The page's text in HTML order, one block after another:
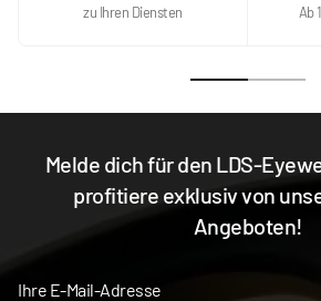
zu Ihren Diensten Ab
Melde dich für den LDS-
profitiere exklusiv von
Angeboten!
Ihre E-Mail-Adresse